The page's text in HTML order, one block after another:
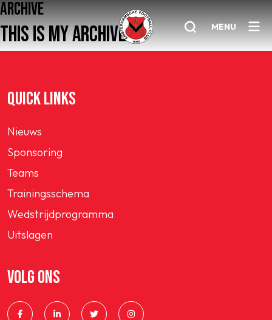
MENU
Home
Teams
Jeugd
Senioren
Clubinfo
Nieuwsoverzicht
ARCHIVE
THIS IS MY ARCHIVE
QUICK LINKS
Nieuws
Sponsoring
Teams
Trainingsschema
Wedstrijdprogramma
Uitslagen
VOLG ONS